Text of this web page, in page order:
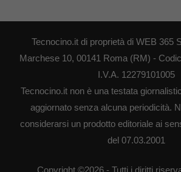
Tecnocino.it di proprietà di WEB 365
Marchese 10, 00141 Roma (RM) -
I.V.A. 12279101005
Tecnocino.it non è una testata
aggiornato senza alcuna periodicità.
considerarsi un prodotto editoriale ai
del 07.03.2001
Copyright ©2026 - Tutti i diritti